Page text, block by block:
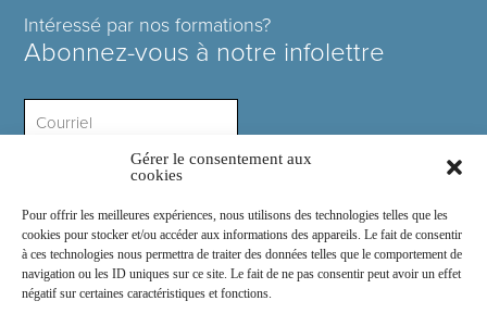
Gérer le consentement aux
cookies
Pour offrir les meilleures expériences, nous utilisons des technologies telles que les
cookies pour stocker et/ou accéder aux informations des appareils. Le fait de consentir
à ces technologies nous permettra de traiter des données telles que le comportement de
navigation ou les ID uniques sur ce site. Le fait de ne pas consentir peut avoir un effet
négatif sur certaines caractéristiques et fonctions.
Intéressé par nos formations?
Abonnez-vous à notre infolettre